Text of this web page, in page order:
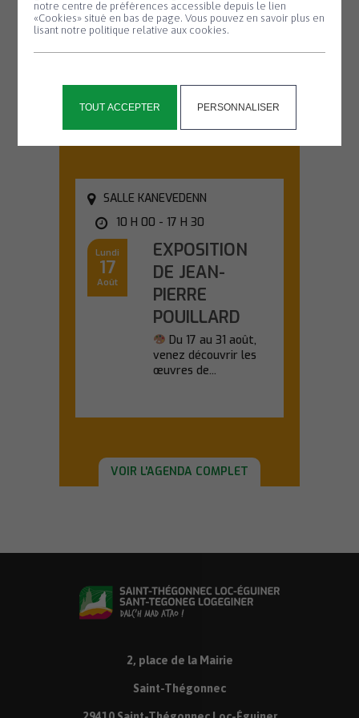
notre centre de préférences accessible depuis le lien
«Cookies» situé en bas de page. Vous pouvez en savoir plus en
lisant notre politique relative aux cookies.
TOUT ACCEPTER PERSONNALISER
chauve-souris
#2
Partez à la
SALLE KANEVEDENN
10 H 00 - 17 H 30
Lundi
17
Août
EXPOSITION
DE JEAN-
PIERRE
POUILLARD
Du 17 au 31 août,
venez découvrir les
œuvres de...
VOIR L'AGENDA COMPLET
2, place de la Mairie
Saint-Thégonnec